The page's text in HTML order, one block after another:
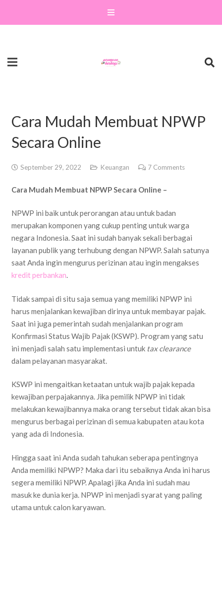
Cara Mudah Membuat NPWP
Secara Online
September 29, 2022 Keuangan 7 Comments
Cara Mudah Membuat NPWP Secara Online –
NPWP ini baik untuk perorangan atau untuk badan
merupakan komponen yang cukup penting untuk warga
negara Indonesia. Saat ini sudah banyak sekali berbagai
layanan publik yang terhubung dengan NPWP. Salah satunya
saat Anda ingin mengurus perizinan atau ingin mengakses
kredit perbankan.
Tidak sampai di situ saja semua yang memiliki NPWP ini
harus menjalankan kewajiban dirinya untuk membayar pajak.
Saat ini juga pemerintah sudah menjalankan program
Konfirmasi Status Wajib Pajak (KSWP). Program yang satu
ini menjadi salah satu implementasi untuk tax clearance
dalam pelayanan masyarakat.
KSWP ini mengaitkan ketaatan untuk wajib pajak kepada
kewajiban perpajakannya. Jika pemilik NPWP ini tidak
melakukan kewajibannya maka orang tersebut tidak akan bisa
mengurus berbagai perizinan di semua kabupaten atau kota
yang ada di Indonesia.
Hingga saat ini Anda sudah tahukan seberapa pentingnya
Anda memiliki NPWP? Maka dari itu sebaiknya Anda ini harus
segera memiliki NPWP. Apalagi jika Anda ini sudah mau
masuk ke dunia kerja. NPWP ini menjadi syarat yang paling
utama untuk calon karyawan.